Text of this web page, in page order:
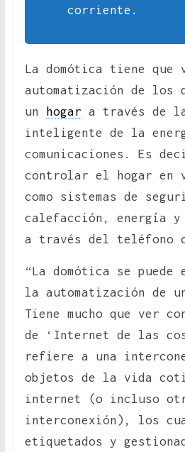
corriente.
La domótica tiene que
automatización de los
un
hogar a través de
inteligente de la
comunicaciones. Es
controlar el hogar en
como sistemas de
calefacción, energía y
a través del teléfono
“La domótica se puede
la automatización de
Tiene mucho que ver
de ‘Internet de las
refiere a una
objetos de la vida
internet (o incluso
interconexión), los
etiquetados y